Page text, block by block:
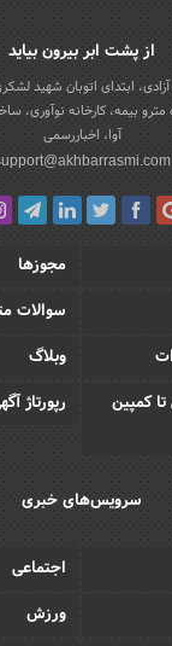
از پشت ابر بیرون بیاید
ابتدای اتوبان شهید
مترو بیمه، کارخانه نوآوری،
آوا، اخباررسمی
مجوزها
سوالات
وبلاگ
تا کمپین
رپورتاژ
سرویس‌های خبری
اجتماعی
ورزش